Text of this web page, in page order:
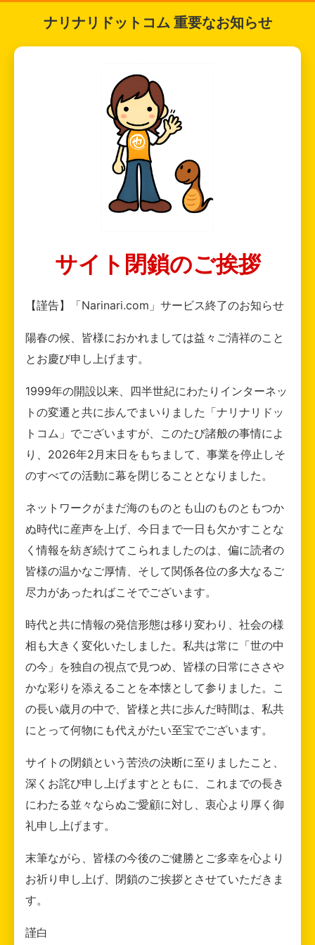
ナリナリドットコム 重要なお知らせ
サイト閉鎖のご挨拶
【謹告】「Narinari.com」サービス終了のお知らせ
陽春の候、皆様におかれましては益々ご清祥のこと
とお慶び申し上げます。
1999年の開設以来、四半世紀にわたりインターネッ
トの変遷と共に歩んでまいりました「ナリナリドッ
トコム」でございますが、このたび諸般の事情によ
り、2026年2月末日をもちまして、事業を停止しそ
のすべての活動に幕を閉じることとなりました。
ネットワークがまだ海のものとも山のものともつか
ぬ時代に産声を上げ、今日まで一日も欠かすことな
く情報を紡ぎ続けてこられましたのは、偏に読者の
皆様の温かなご厚情、そして関係各位の多大なるご
尽力があったればこそでございます。
時代と共に情報の発信形態は移り変わり、社会の様
相も大きく変化いたしました。私共は常に「世の中
の今」を独自の視点で見つめ、皆様の日常にささや
かな彩りを添えることを本懐として参りました。こ
の長い歳月の中で、皆様と共に歩んだ時間は、私共
にとって何物にも代えがたい至宝でございます。
サイトの閉鎖という苦渋の決断に至りましたこと、
深くお詫び申し上げますとともに、これまでの長き
にわたる並々ならぬご愛顧に対し、衷心より厚く御
礼申し上げます。
末筆ながら、皆様の今後のご健勝とご多幸を心より
お祈り申し上げ、閉鎖のご挨拶とさせていただきま
す。
謹白